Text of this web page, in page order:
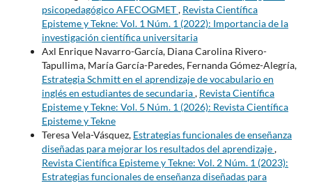
psicopedagógico AFECOGMET, Revista Científica
Episteme y Tekne: Vol. 1 Núm. 1 (2022): Importancia de la
investigación científica universitaria
Axl Enrique Navarro-García, Diana Carolina Rivero-
Tapullima, María García-Paredes, Fernanda Gómez-Alegría,
Estrategia Schmitt en el aprendizaje de vocabulario en
inglés en estudiantes de secundaria, Revista Científica
Episteme y Tekne: Vol. 5 Núm. 1 (2026): Revista Científica
Episteme y Tekne
Teresa Vela-Vásquez, Estrategias funcionales de enseñanza
diseñadas para mejorar los resultados del aprendizaje,
Revista Científica Episteme y Tekne: Vol. 2 Núm. 1 (2023):
Estrategias funcionales de enseñanza diseñadas para